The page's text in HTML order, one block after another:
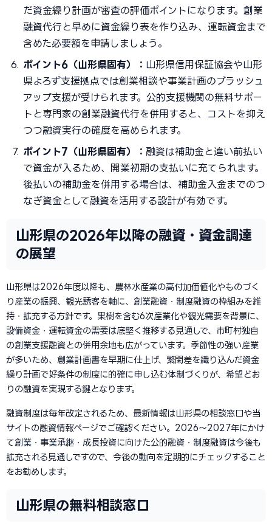
だ資金繰り計画が審査の評価ポイントになります。創業
融資代行と早めに資金繰り表を作り込み、運転資金まで
含めた必要額を申請しましょう。
ポイント6（山形県固有）： 山形県信用保証協会や山形
県よろず支援拠点では創業相談や事業計画のブラッシュ
アップ支援が受けられます。公的支援機関の無料サポー
トと専門家の創業融資代行を併用すると、コストを抑え
つつ融資実行の確度を高められます。
ポイント7（山形県固有）： 融資は補助金と違い前払い
で資金が入るため、開業初期の支払いに充てられます。
後払いの補助金を併用する場合は、補助金入金までのつ
なぎ資金として融資を活用する設計が有効です。
山形県の2026年以降の融資・資金調達
の展望
山形県は2026年度以降も、農林水産業の高付加価値化やものづく
り産業の振興、観光誘客を軸に、創業融資・制度融資の枠組みを維
持・拡充する方針です。果樹を含む6次産業化や観光需要を背景に、
設備資金・運転資金の需要は底堅く推移する見通しで、市町村独自
の創業支援融資との併用余地も広がっています。季節性の強い産業
が多いため、創業計画書を早期に仕上げ、繁閑差を織り込んだ資金
繰り計画で好条件の制度に的確に申し込む体制づくりが、希望どお
りの融資を実現する鍵となります。
融資制度は毎年改定されるため、最新情報は山形県の相談窓口や当
サイトの融資情報ページでご確認ください。2026〜2027年にかけ
て創業・事業承継・成長投資に向けた公的融資・制度融資は今後も
拡充される見通しですので、今後の動向を定期的にチェックすること
をお勧めします。
山形県の無料相談窓口